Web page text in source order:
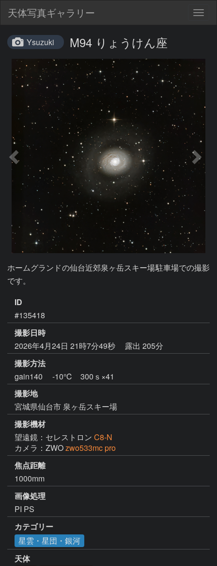
天体写真ギャラリー
Ysuzuki M94 りょうけん座
ホームグランドの仙台近郊泉ヶ岳スキー場駐車場での撮影
です。
ID
#135418
撮影日時
2026年4月24日 21時7分49秒
露出 205分
撮影方法
gain140 -10℃ 300ｓ×41
撮影地
宮城県仙台市 泉ヶ岳スキー場
撮影機材
望遠鏡：セレストロン C8-N
カメラ：ZWOzwo533mc pro
焦点距離
1000mm
画像処理
PI PS
カテゴリー
星雲・星団・銀河
天体